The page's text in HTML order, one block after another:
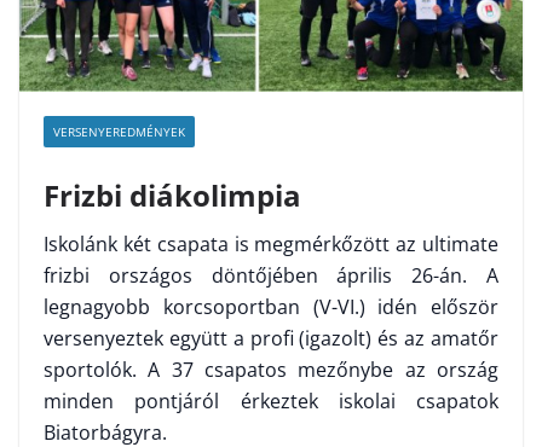
VERSENYEREDMÉNYEK
Frizbi diákolimpia
Iskolánk két csapata is megmérkőzött az ultimate
frizbi országos döntőjében április 26-án. A
legnagyobb korcsoportban (V-VI.) idén először
versenyeztek együtt a profi (igazolt) és az amatőr
sportolók. A 37 csapatos mezőnybe az ország
minden pontjáról érkeztek iskolai csapatok
Biatorbágyra.